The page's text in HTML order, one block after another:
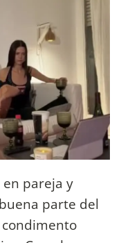
pareja y
parte del